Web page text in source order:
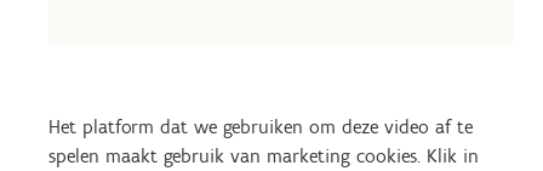
Het platform dat we gebruiken om deze video af te
spelen maakt gebruik van marketing cookies. Klik in